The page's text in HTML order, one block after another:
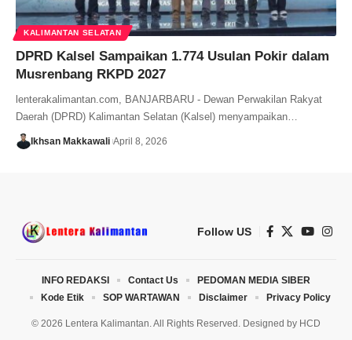
KALIMANTAN SELATAN
DPRD Kalsel Sampaikan 1.774 Usulan Pokir dalam
Musrenbang RKPD 2027
lenterakalimantan.com, BANJARBARU - Dewan Perwakilan Rakyat
Daerah (DPRD) Kalimantan Selatan (Kalsel) menyampaikan…
Ikhsan Makkawali April 8, 2026
Follow US
© 2026 Lentera Kalimantan. All Rights Reserved. Designed by HCD
INFO REDAKSI Contact Us
PEDOMAN MEDIA SIBER
Kode Etik
SOP WARTAWAN Disclaimer Privacy Policy